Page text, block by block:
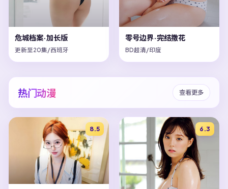
危城档案·加长版
更新至20集/西班牙
零号边界·完结撒花
BD超清/印度
热门动漫 查看更多
8.5 6.3